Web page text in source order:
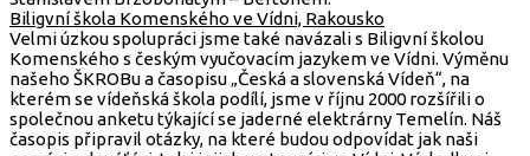
Biligvní škola Komenského ve Vídni, Rakousko
Velmi úzkou spolupráci jsme také navázali s Biligvní školou
Komenského s českým vyučovacím jazykem ve Vídni. Výměnu
našeho ŠKROBu a časopisu „Česká a slovenská Vídeň“, na
kterém se vídeňská škola podílí, jsme v říjnu 2000 rozšířili o
společnou anketu týkající se jaderné elektrárny Temelín. Náš
časopis připravil otázky, na které budou odpovídat jak naši